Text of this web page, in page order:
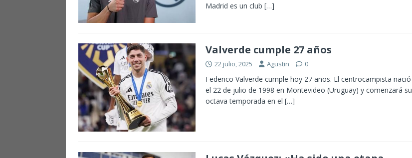
Madrid es un club […]
Valverde cumple 27 años
22 julio, 2025 Agustin 0
Federico Valverde cumple hoy 27 años. El centrocampista nació
el 22 de julio de 1998 en Montevideo (Uruguay) y comenzará su
octava temporada en el […]